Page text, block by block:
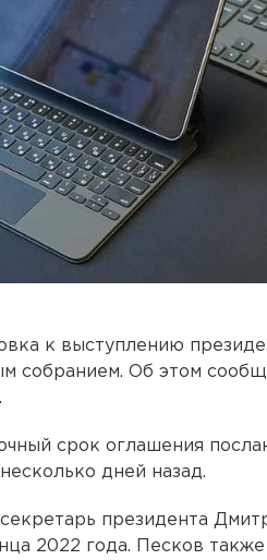
к выступлению
собранием. Об этом
срок оглашения
дней назад.
президента
2022 года. Песков также